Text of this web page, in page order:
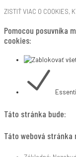
ZISTIŤ VIAC O COOKIES,
Pomocou posuvníka
cookies:
Táto stránka bude:
Táto webová stránka